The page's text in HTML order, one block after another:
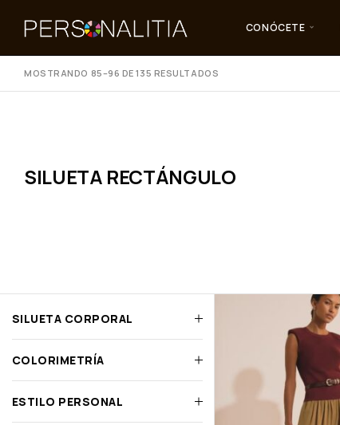
CONÓCETE
MOSTRANDO 85–96 DE 135 RESULTADOS
SILUETA RECTÁNGULO
SILUETA CORPORAL
COLORIMETRÍA
ESTILO PERSONAL